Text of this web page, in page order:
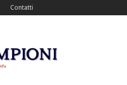
Contatti